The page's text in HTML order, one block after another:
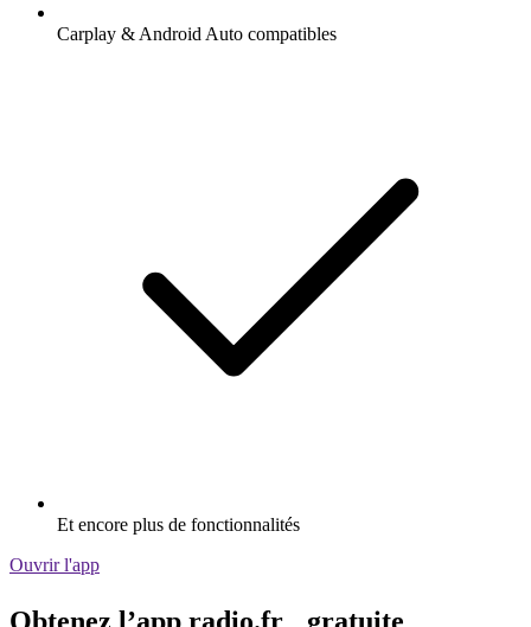
Carplay & Android Auto compatibles
Et encore plus de fonctionnalités
Ouvrir l'app